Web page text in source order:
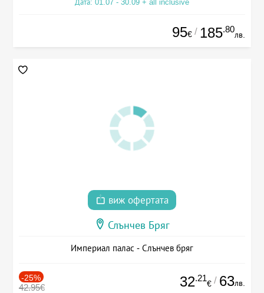
Дата: 01.07 - 30.09 + all inclusive
95€ / 185.80
лв.
виж офертата
Слънчев Бряг
Империал палас - Слънчев бряг
-25%
42.95€ 32.21
€ / 63лв.